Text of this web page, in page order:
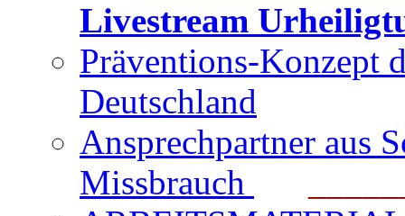
Livestream
Präventions-Konzept
Deutschland
Ansprechpartner aus
Missbrauch